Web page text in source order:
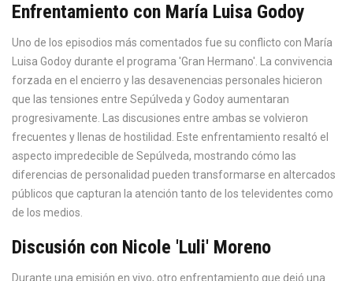
Enfrentamiento con María Luisa Godoy
Uno de los episodios más comentados fue su conflicto con María
Luisa Godoy durante el programa 'Gran Hermano'. La convivencia
forzada en el encierro y las desavenencias personales hicieron
que las tensiones entre Sepúlveda y Godoy aumentaran
progresivamente. Las discusiones entre ambas se volvieron
frecuentes y llenas de hostilidad. Este enfrentamiento resaltó el
aspecto impredecible de Sepúlveda, mostrando cómo las
diferencias de personalidad pueden transformarse en altercados
públicos que capturan la atención tanto de los televidentes como
de los medios.
Discusión con Nicole 'Luli' Moreno
Durante una emisión en vivo, otro enfrentamiento que dejó una